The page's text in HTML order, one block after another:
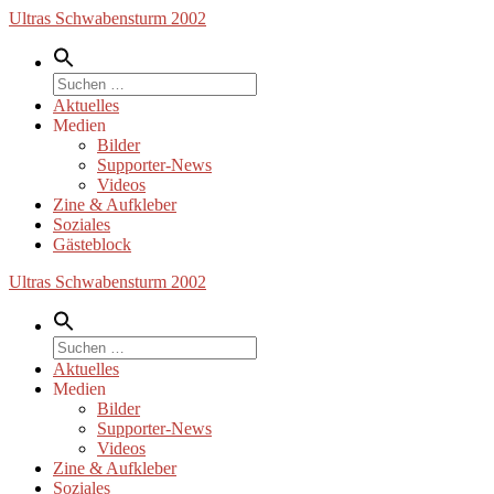
Zum
springen
Ultras Schwabensturm 2002
Suche
nach:
Aktuelles
Medien
Bilder
Supporter-News
Videos
Zine & Aufkleber
Soziales
Gästeblock
Ultras Schwabensturm 2002
Suche
nach:
Aktuelles
Medien
Bilder
Supporter-News
Videos
Zine & Aufkleber
Soziales